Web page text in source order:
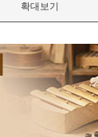
확대보기